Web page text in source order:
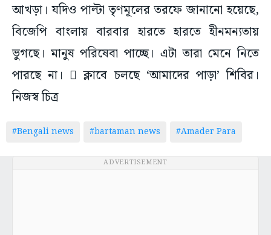
আখড়া। যদিও পাল্টা তৃণমূলের তরফে জানানো হয়েছে,
বিজেপি বাংলায় বারবার হারতে হারতে হীনমন্যতায়
ভুগছে। মানুষ পরিষেবা পাচ্ছে। এটা তারা মেনে নিতে
পারছে না।  ক্লাবে চলছে ‘আমাদের পাড়া’ শিবির।
নিজস্ব চিত্র
#Bengali news #bartaman news #Amader Para
ADVERTISEMENT